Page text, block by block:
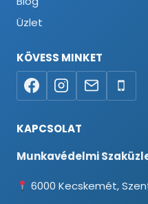
Üzlet
KÖVESS MINKET
KAPCSOLAT
Munkavédelmi
6000 Kecskemét,